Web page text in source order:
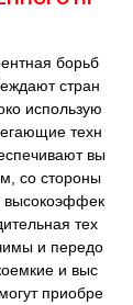
борьб
стран
использую
техн
вы
со стороны
высокоэффек
тех
и передо
и выс
приобре